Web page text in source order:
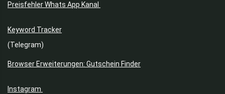
Preisfehler Whats App Kanal
Keyword Tracker
(Telegram)
Browser Erweiterungen: Gutschein Finder
Instagram